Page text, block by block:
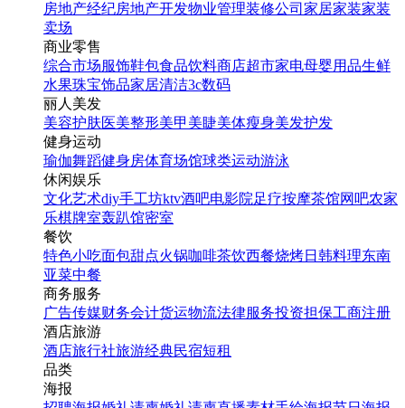
房地产经纪房地产开发物业管理装修公司 家居家装家装
卖场
商业零售
综合市场服饰鞋包食品饮料商店超市家电母婴用品生鲜
水果珠宝饰品家居清洁3c数码
丽人美发
美容护肤医美整形美甲美睫美体瘦身美发护发
健身运动
瑜伽舞蹈健身房体育场馆球类运动游泳
休闲娱乐
文化艺术diy手工坊ktv酒吧电影院足疗按摩茶馆网吧农家
乐棋牌室轰趴馆密室
餐饮
特色小吃面包甜点火锅咖啡茶饮西餐烧烤日韩料理东南
亚菜中餐
商务服务
广告传媒财务会计货运物流法律服务投资担保工商注册
酒店旅游
酒店旅行社旅游经典民宿短租
品类
海报